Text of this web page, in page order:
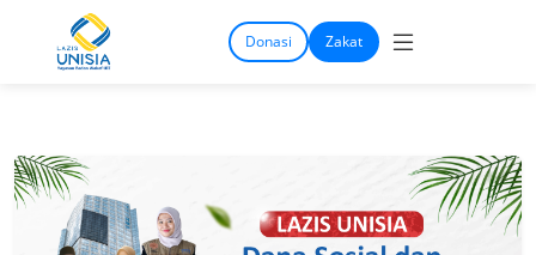
Donasi Zakat